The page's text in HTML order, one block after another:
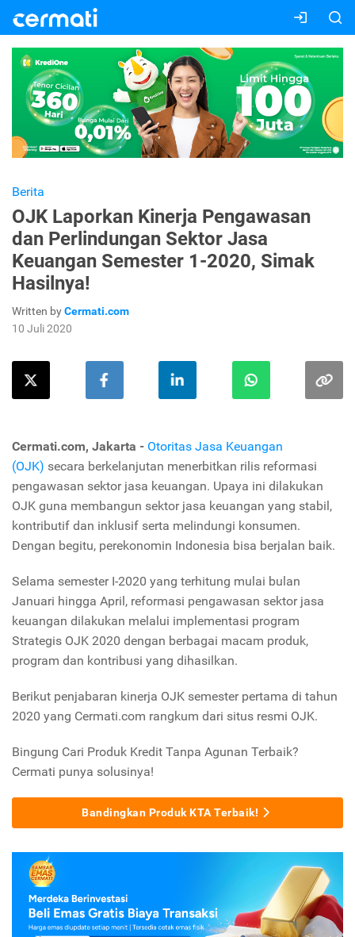
Berita
OJK Laporkan Kinerja Pengawasan
dan Perlindungan Sektor Jasa
Keuangan Semester 1-2020, Simak
Hasilnya!
Written byCermati.com
10 Juli 2020
Cermati.com, Jakarta - Otoritas Jasa Keuangan
(OJK) secara berkelanjutan menerbitkan rilis reformasi
pengawasan sektor jasa keuangan. Upaya ini dilakukan
OJK guna membangun sektor jasa keuangan yang stabil,
kontributif dan inklusif serta melindungi konsumen.
Dengan begitu, perekonomin Indonesia bisa berjalan baik.
Selama semester I-2020 yang terhitung mulai bulan
Januari hingga April, reformasi pengawasan sektor jasa
keuangan dilakukan melalui implementasi program
Strategis OJK 2020 dengan berbagai macam produk,
program dan kontribusi yang dihasilkan.
Berikut penjabaran kinerja OJK semester pertama di tahun
2020 yang Cermati.com rangkum dari situs resmi OJK.
Bingung Cari Produk Kredit Tanpa Agunan Terbaik?
Cermati punya solusinya!
Bandingkan Produk KTA Terbaik!